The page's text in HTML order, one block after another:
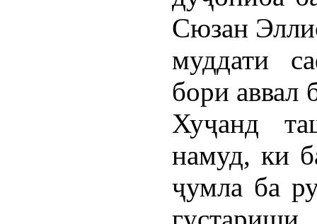
Сюзан
муддати
бори аввал
Хуҷанд
намуд, ки
ҷумла ба